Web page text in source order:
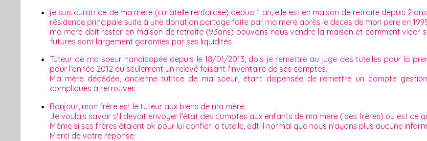
je suis curatrice de ma mere (curatelle renforcée) depuis 1 an, elle est en maison de retraite depuis 2
résidence principale suite à une donation partage faite par ma mere après le deces de mon pere en
ma mere doit rester en maison de retraite (93ans) pouvons nous vendre la maison et comment vider
futures sont largement garanties par ses liquidités
Tuteur de ma soeur handicapée depuis le 18/01/2013, dois je remettre au juge des tutelles pour la
pour l'année 2012 ou seulement un relevé faisant l'inventaire de ses comptes.
Ma mère décédée, ancienne tutrice de ma soeur, étant dispensée de remettre un compte
compliqués à retrouver.
Bonjour, mon frère est le tuteur aux biens de ma mère.
Je voulais savoir s'il devait envoyer l'état des comptes aux enfants de ma mère ( ses frères) ou est ce
Même si ses frères étaient ok pour lui confier la tutelle, edt il normal que nous n'ayons plus aucune
Merci de votre réponse